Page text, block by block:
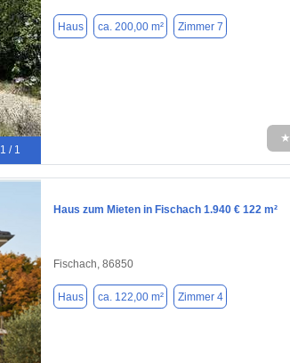
1 / 1
Haus ca. 200,00 m² Zimmer 7
★
Haus zum Mieten in Fischach 1.940 € 122 m²
Fischach, 86850
Haus ca. 122,00 m² Zimmer 4